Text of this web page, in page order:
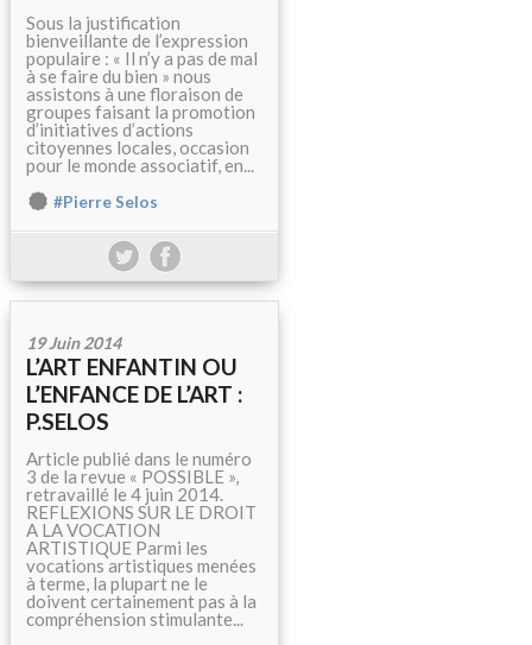
Sous la justification
bienveillante de l’expression
populaire : « Il n’y a pas de mal
à se faire du bien » nous
assistons à une floraison de
groupes faisant la promotion
d’initiatives d’actions
citoyennes locales, occasion
pour le monde associatif, en...
#Pierre Selos
19 Juin 2014
L’ART ENFANTIN OU
L’ENFANCE DE L’ART :
P.SELOS
Article publié dans le numéro
3 de la revue « POSSIBLE »,
retravaillé le 4 juin 2014.
REFLEXIONS SUR LE DROIT
A LA VOCATION
ARTISTIQUE Parmi les
vocations artistiques menées
à terme, la plupart ne le
doivent certainement pas à la
compréhension stimulante...